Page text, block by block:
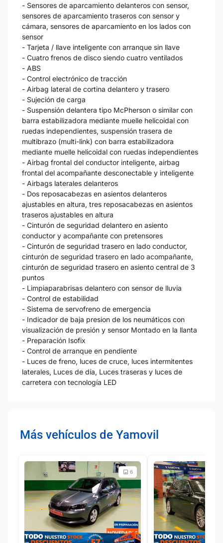
- Sensores de aparcamiento delanteros con sensor,
sensores de aparcamiento traseros con sensor y
cámara, sensores de aparcamiento en los lados con
sensor
- Tarjeta / llave inteligente con arranque sin llave
- Cuatro frenos de disco siendo cuatro ventilados
- ABS
- Control electrónico de tracción
- Airbag lateral de cortina delantero y trasero
- Sujeción de carga
- Suspensión delantera tipo McPherson o similar con
barra estabilizadora mediante muelle helicoidal con
ruedas independientes, suspensión trasera de
multibrazo (multi-link) con barra estabilizadora
mediante muelle helicoidal con ruedas independientes
- Airbag frontal del conductor inteligente, airbag
frontal del acompañante desconectable y inteligente
- Airbags laterales delanteros
- Dos reposacabezas en asientos delanteros
ajustables en altura, tres reposacabezas en asientos
traseros ajustables en altura
- Cinturón de seguridad delantero en asiento
conductor y acompañante con pretensores
- Cinturón de seguridad trasero en lado conductor,
cinturón de seguridad trasero en lado acompañante,
cinturón de seguridad trasero en asiento central de 3
puntos
- Limpiaparabrisas delantero con sensor de lluvia
- Control de estabilidad
- Sistema de servofreno de emergencia
- Indicador de baja presion de los neumáticos con
visualización de presión y sensor Montado en la llanta
- Preparación Isofix
- Control de arranque en pendiente
- Luces de freno, luces de cruce, luces intermitentes
laterales, Luces de día, Luces traseras y luces de
carretera con tecnología LED
Más vehículos de Yamovil
6